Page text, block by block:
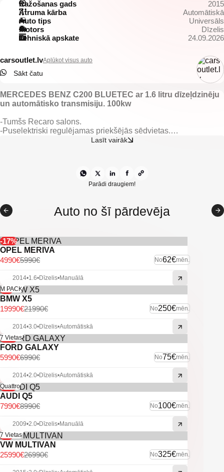
Ražošanas gads
2015
Ātruma kārba
Automātiskā
Auto tips
Universāls
Motors
Dīzelis
Tehniskā apskate
24.09.2026
carsoutlet.lvAplūkot visus auto
Sākt čatu
MERCEDES BENZ C200 BLUETEC ar 1.6 litru dīzeļdzinēju
un automātisko transmisiju. 100kw
-Tumšs Recaro salons.
-Puselektriski regulējamas priekšējās sēdvietas.
-Elektriski vadāmi sānu spoguļi.
-Tonēti aizmugurējie logi.
-Kondicionieris.
-Navigācija.
-Multifunkcionāla stūre.
-Vieglmetāla diski ar labām riepām.
Lasīt vairāk
Parādi draugiem!
Auto no šī pārdevēja
-17%
OPEL MERIVA
No62€mēn.
5990€
4990€
2014•1.6•Dīzelis•Manuālā
-9%
M PACK
BMW X5
No250€mēn.
21990€
19990€
2014•3.0•Dīzelis•Automātiskā
-14%
7 Vietas
FORD GALAXY
No75€mēn.
6990€
5990€
2014•2.0•Dīzelis•Automātiskā
-11%
Quattro
AUDI Q5
No100€mēn.
8990€
7990€
2009•2.0•Dīzelis•Manuālā
-4%
7 Vietas
VW MULTIVAN
No325€mēn.
26990€
25990€